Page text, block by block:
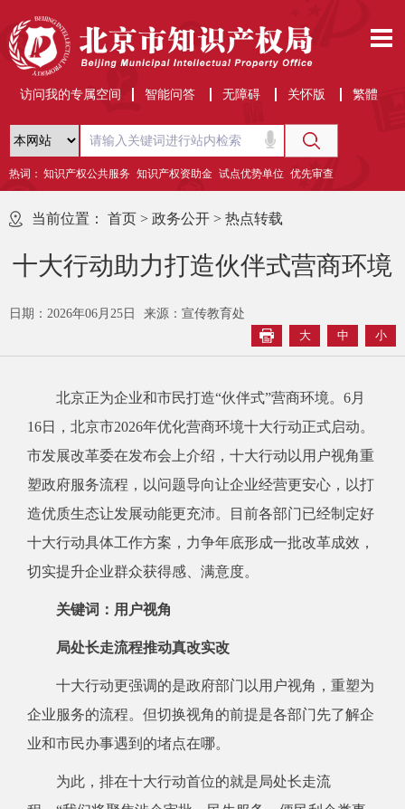
访问我的专属空间 智能问答 无障碍 关怀版 繁體
热词： 知识产权公共服务 知识产权资助金 试点优势单位 优先审查
当前位置： 首页 > 政务公开 > 热点转载
十大行动助力打造伙伴式营商环境
日期：2026年06月25日
来源：宣传教育处
大
中 小
北京正为企业和市民打造“伙伴式”营商环境。6月
16日，北京市2026年优化营商环境十大行动正式启动。
市发展改革委在发布会上介绍，十大行动以用户视角重
塑政府服务流程，以问题导向让企业经营更安心，以打
造优质生态让发展动能更充沛。目前各部门已经制定好
十大行动具体工作方案，力争年底形成一批改革成效，
切实提升企业群众获得感、满意度。
关键词：用户视角
局处长走流程推动真改实改
十大行动更强调的是政府部门以用户视角，重塑为
企业服务的流程。但切换视角的前提是各部门先了解企
业和市民办事遇到的堵点在哪。
为此，排在十大行动首位的就是局处长走流